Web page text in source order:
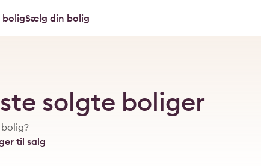
boligSælg din bolig
solgte boliger
til salg